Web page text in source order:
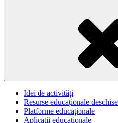
Idei de activități
Resurse educaționale deschise
Platforme educaționale
Aplicații educaționale